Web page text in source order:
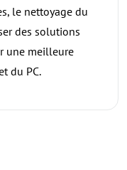
le nettoyage du
des solutions
une meilleure
du PC.